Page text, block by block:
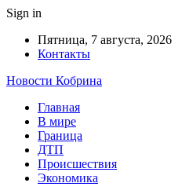
Sign in
Пятница, 7 августа, 2026
Контакты
Новости Кобрина
Главная
В мире
Граница
ДТП
Происшествия
Экономика